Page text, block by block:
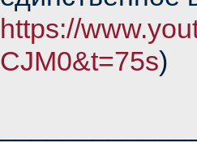
https://
CJM0&t=75s)